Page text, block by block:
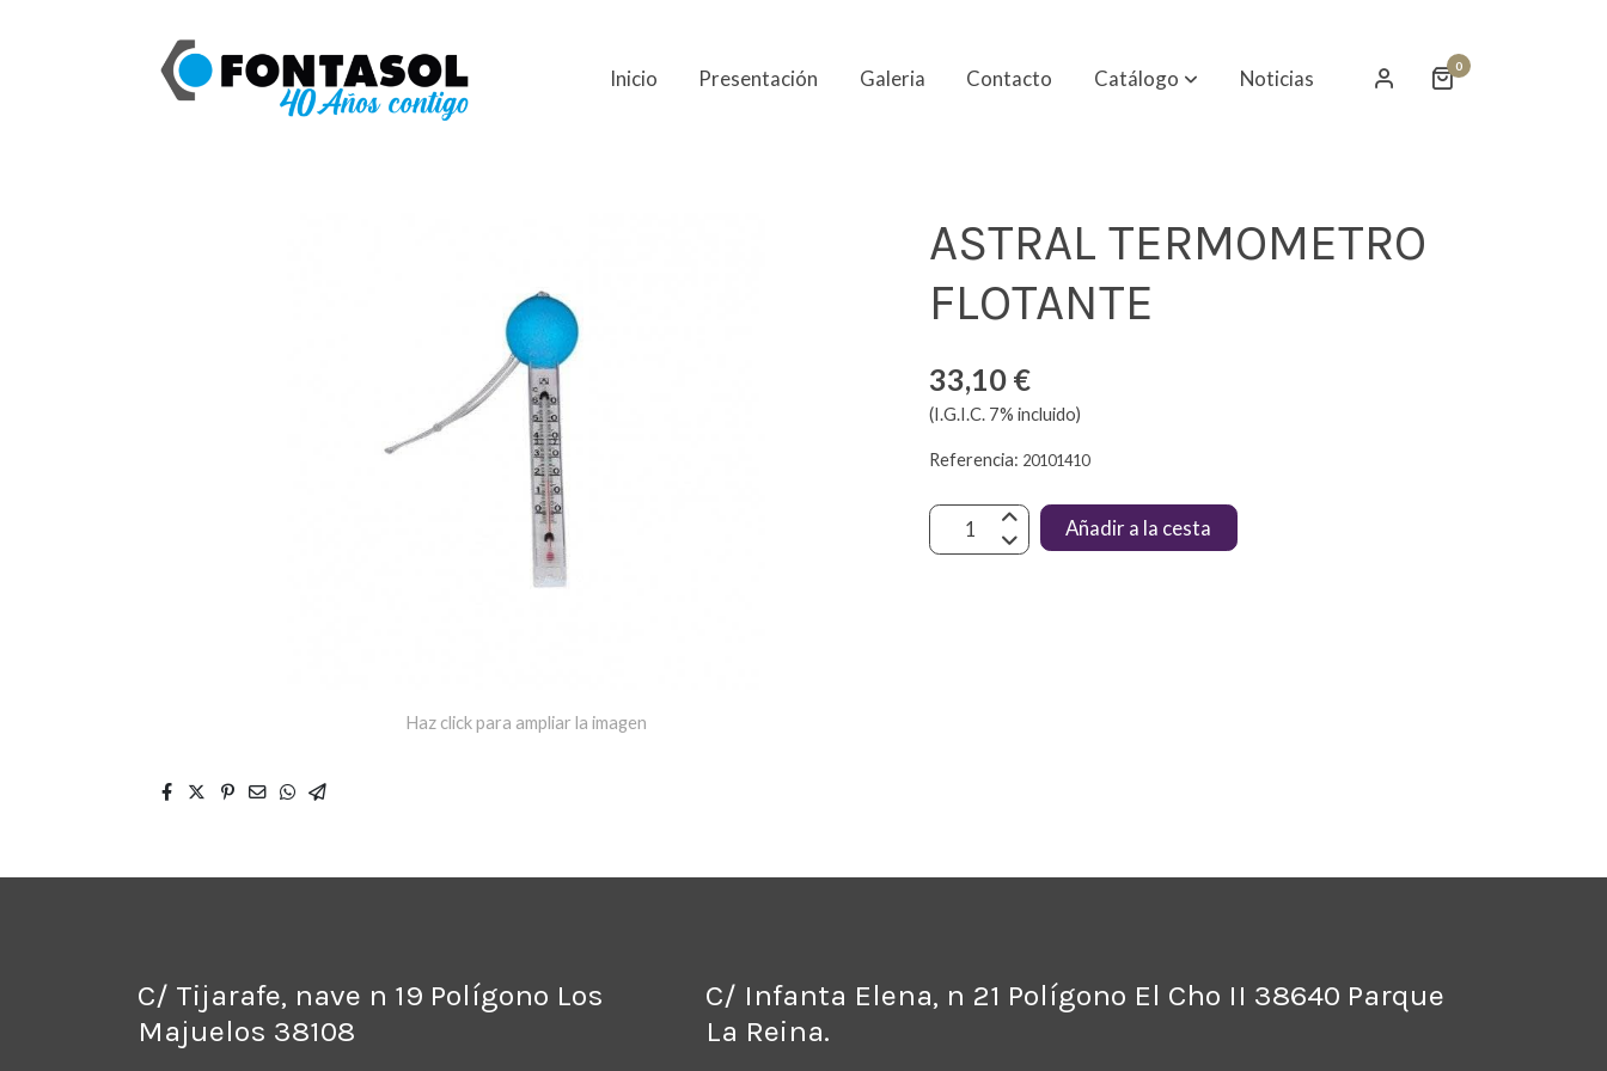
Inicio Presentación Galeria Contacto Catálogo Noticias 0
Haz click para ampliar la imagen
ASTRAL TERMOMETRO
FLOTANTE
33,10 €
(I.G.I.C. 7% incluido)
Referencia: 20101410
Añadir a la cesta
C/ Tijarafe, nave n 19 Polígono Los
Majuelos 38108
C/ Infanta Elena, n 21 Polígono El Cho II 38640 Parque
La Reina.